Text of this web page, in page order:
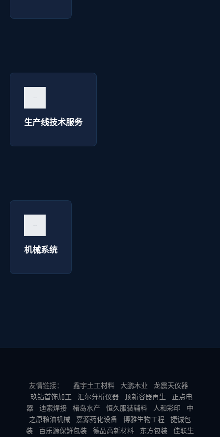
生产线技术服务
机械系统
询价咨询 →
友情链接： 鑫宇土工材料 大鹏木业
龙震天仪器
玖钻首饰加工
汇尔分析仪器 顶新容器再生
正点电
器
迪索焊接 楮岛水产 恒久服装辅料 人和彩印
中
之原粮油机械
嘉源药化设备 博雅生物工程
捷诚包
装
百乐源保鲜包装 德品高新材料 东方包装
佳联生